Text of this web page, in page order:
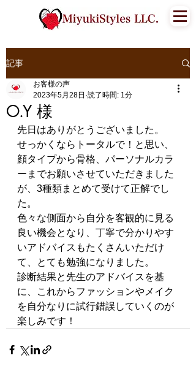
記事
O.Y 様
お客様の声
2023年5月28日 読了時間: 1分
先日はありがとうございました。
せっかくならトータルで！と思い、
顔タイプから骨格、パーソナルカラ
ーまでお願いさせていただきました
が、3種類まとめて受けて正解でし
た。
色々な側面から自分を客観的に見る
良い機会となり、丁寧で分かりやす
いアドバイスもたくさんいただけ
て、とても勉強になりました。
診断結果と先生のアドバイスを基
に、これからファッションやメイク
を自分なりに試行錯誤していくのが
楽しみです！